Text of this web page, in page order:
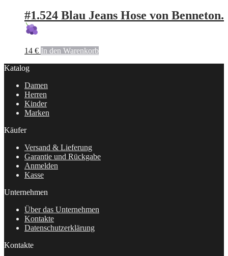
#1.524 Blau Jeans Hose von Benneton.
14 € In den Warenkorb
Katalog
Damen
Herren
Kinder
Marken
Käufer
Versand & Lieferung
Garantie und Rückgabe
Anmelden
Kasse
Unternehmen
Über das Unternehmen
Kontakte
Datenschutzerklärung
Kontakte